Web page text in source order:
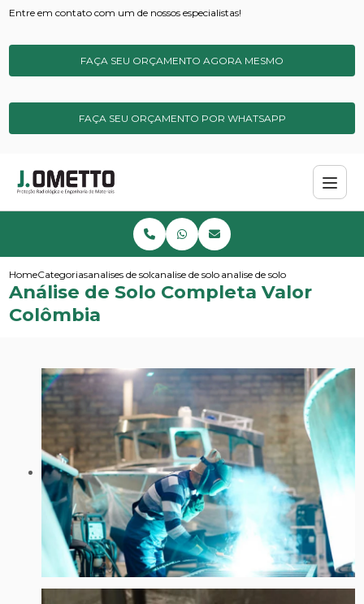
Entre em contato com um de nossos especialistas!
FAÇA SEU ORÇAMENTO AGORA MESMO
FAÇA SEU ORÇAMENTO POR WHATSAPP
HomeCategoriasanalises de solos e sedimentos
analise de solo basicaanalise de solo completa valor
Análise de Solo Completa Valor
Colômbia